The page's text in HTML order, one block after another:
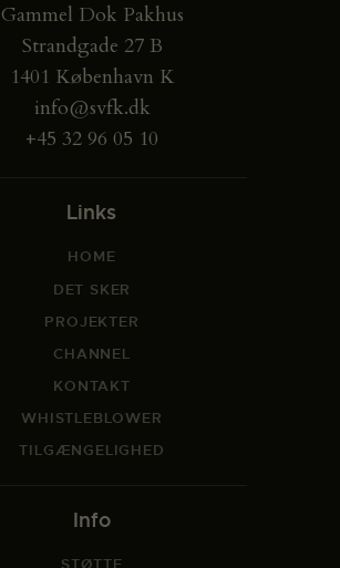
Gammel Dok Pakhus
Strandgade 27 B
1401 København K
info@svfk.dk
+45 32 96 05 10
Links
HOME
DET SKER
PROJEKTER
CHANNEL
KONTAKT
WHISTLEBLOWER
TILGÆNGELIGHED
Info